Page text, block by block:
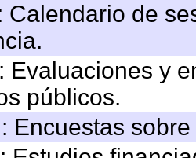
Calendario de
Evaluaciones y
públicos.
Encuestas